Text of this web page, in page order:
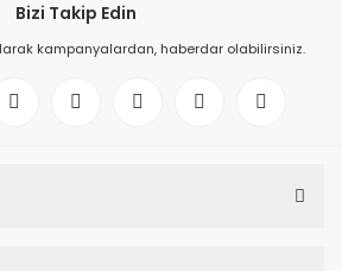
Bizi Takip Edin
kampanyalardan, haberdar olabilirsiniz.